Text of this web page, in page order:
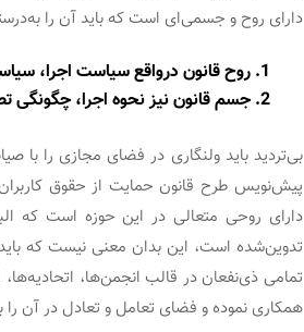
دارای روح و جسمی‌ای است که باید آن را
روح قانون درواقع سیاست اجرا،
جسم قانون نیز نحوه اجرا،
بی‌تردید باید ولنگاری در فضای مجازی را با
پیش‌نویس طرح قانون حمایت از حقوق
دارای روحی متعالی در این حوزه است که
تدوین‌شده است، این بدان معنی نیست که
تمامی ذی‌نفعان در قالب انجمن‌ها،
همکاری نموده و فضای تعامل و تعادل در آن